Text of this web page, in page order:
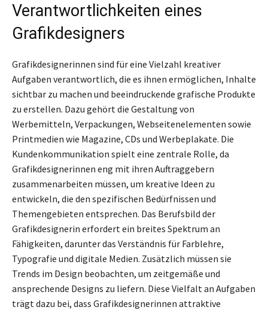
Verantwortlichkeiten eines
Grafikdesigners
Grafikdesignerinnen sind für eine Vielzahl kreativer
Aufgaben verantwortlich, die es ihnen ermöglichen, Inhalte
sichtbar zu machen und beeindruckende grafische Produkte
zu erstellen. Dazu gehört die Gestaltung von
Werbemitteln, Verpackungen, Webseitenelementen sowie
Printmedien wie Magazine, CDs und Werbeplakate. Die
Kundenkommunikation spielt eine zentrale Rolle, da
Grafikdesignerinnen eng mit ihren Auftraggebern
zusammenarbeiten müssen, um kreative Ideen zu
entwickeln, die den spezifischen Bedürfnissen und
Themengebieten entsprechen. Das Berufsbild der
Grafikdesignerin erfordert ein breites Spektrum an
Fähigkeiten, darunter das Verständnis für Farblehre,
Typografie und digitale Medien. Zusätzlich müssen sie
Trends im Design beobachten, um zeitgemäße und
ansprechende Designs zu liefern. Diese Vielfalt an Aufgaben
trägt dazu bei, dass Grafikdesignerinnen attraktive